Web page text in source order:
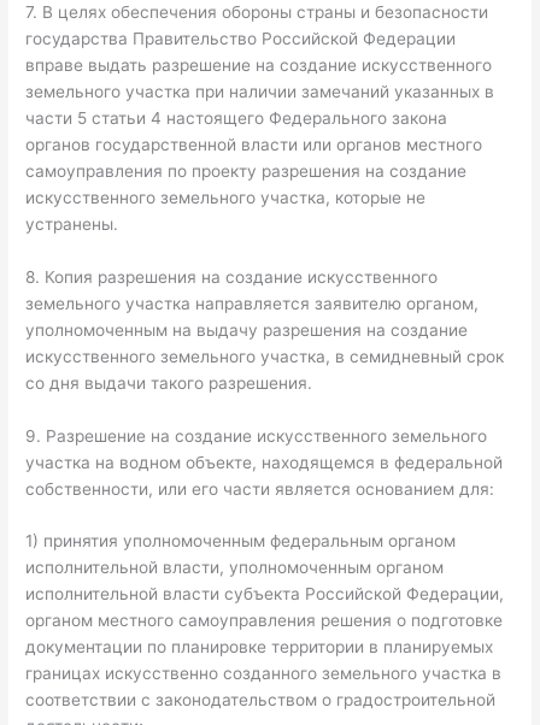
7. В целях обеспечения обороны страны и безопасности
государства Правительство Российской Федерации
вправе выдать разрешение на создание искусственного
земельного участка при наличии замечаний указанных в
части 5 статьи 4 настоящего Федерального закона
органов государственной власти или органов местного
самоуправления по проекту разрешения на создание
искусственного земельного участка, которые не
устранены.
8. Копия разрешения на создание искусственного
земельного участка направляется заявителю органом,
уполномоченным на выдачу разрешения на создание
искусственного земельного участка, в семидневный срок
со дня выдачи такого разрешения.
9. Разрешение на создание искусственного земельного
участка на водном объекте, находящемся в федеральной
собственности, или его части является основанием для:
1) принятия уполномоченным федеральным органом
исполнительной власти, уполномоченным органом
исполнительной власти субъекта Российской Федерации,
органом местного самоуправления решения о подготовке
документации по планировке территории в планируемых
границах искусственно созданного земельного участка в
соответствии с законодательством о градостроительной